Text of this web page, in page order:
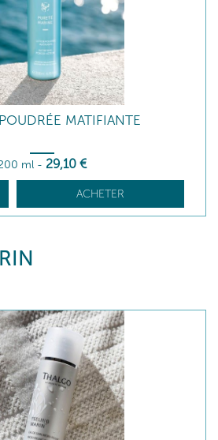
MATIFIANTE
ml - 29,10 €
ACHETER